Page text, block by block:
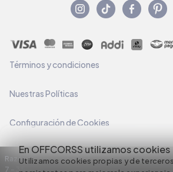
En OFFCORSS utilizamos cookies
Utilizamos cookies propias y de
Términos y condiciones
Nuestras Políticas
Configuración de Cookies
Razón Social: C.I HERMECO S.A. NIT:
7 – 35